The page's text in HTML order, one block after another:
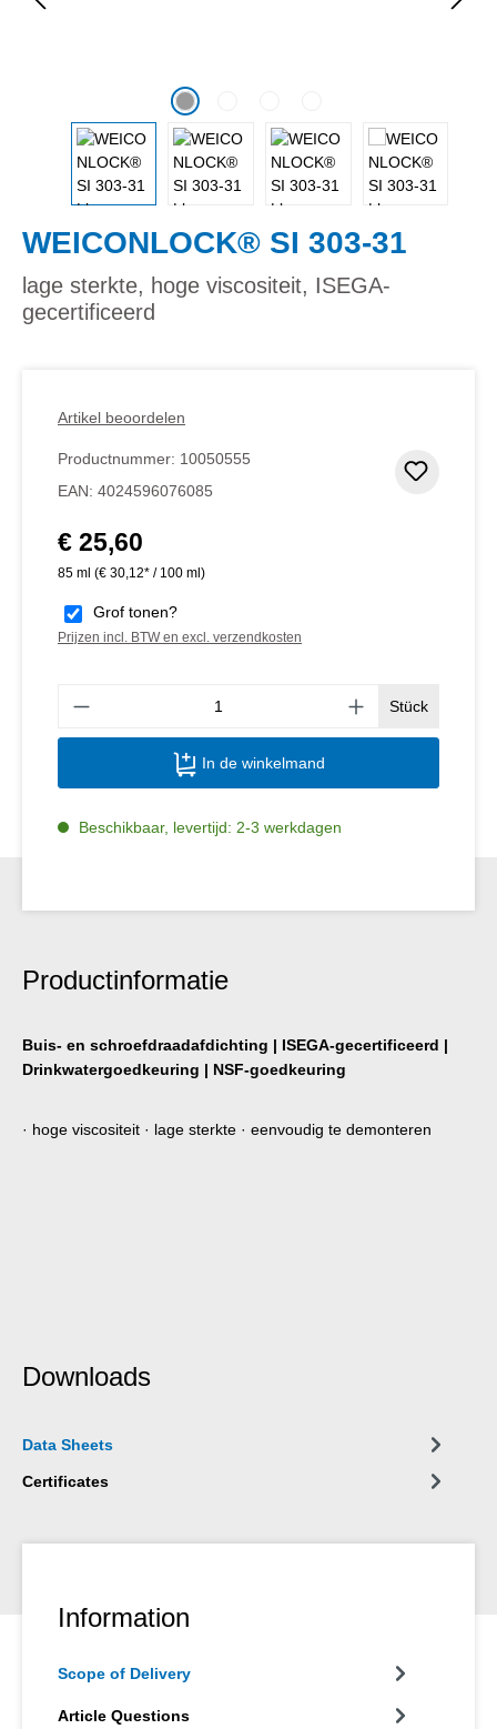
WEICONLOCK® SI 303-31
lage sterkte, hoge viscositeit, ISEGA-
gecertificeerd
Artikel beoordelen
Productnummer: 10050555
EAN: 4024596076085
Normale prijs:
€ 25,60
85 ml (€ 30,12* / 100 ml)
Grof tonen?
Prijzen incl. BTW en excl. verzendkosten
Stück
In de winkelmand
Beschikbaar, levertijd: 2-3 werkdagen
Productinformatie
Buis- en schroefdraadafdichting | ISEGA-gecertificeerd |
Drinkwatergoedkeuring | NSF-goedkeuring
· hoge viscositeit · lage sterkte · eenvoudig te demonteren
Downloads
Data Sheets
Certificates
Information
Scope of Delivery
Article Questions